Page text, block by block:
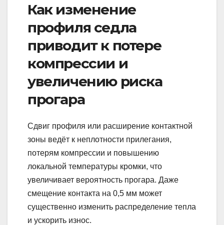
Как изменение
профиля седла
приводит к потере
компрессии и
увеличению риска
прогара
Сдвиг профиля или расширение контактной
зоны ведёт к неплотности прилегания,
потерям компрессии и повышению
локальной температуры кромки, что
увеличивает вероятность прогара. Даже
смещение контакта на 0,5 мм может
существенно изменить распределение тепла
и ускорить износ.